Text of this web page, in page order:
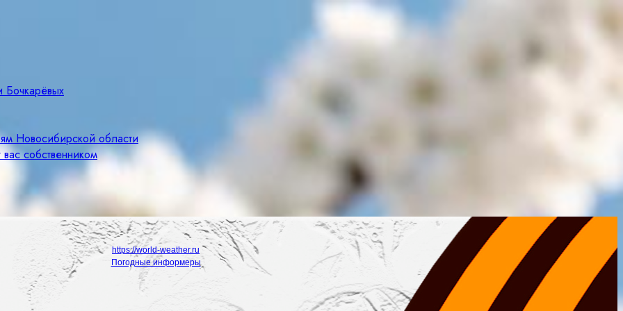
Бочкарёвых
Новосибирской области
собственником
https://world-weather.ru
Погодные информеры